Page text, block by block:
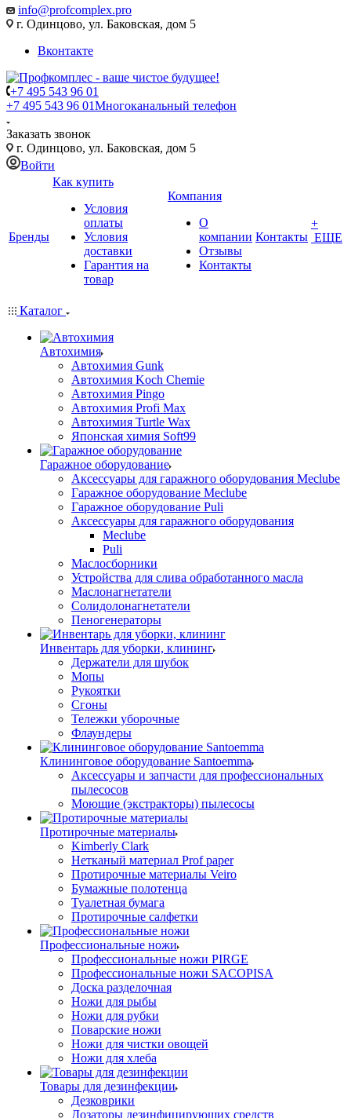
info@profcomplex.pro
г. Одинцово, ул. Баковская, дом 5
Вконтакте
+7 495 543 96 01
+7 495 543 96 01Многоканальный телефон
Заказать звонок
г. Одинцово, ул. Баковская, дом 5
Войти
Бренды
Как купить
Условия
оплаты
Условия
доставки
Гарантия на
товар
Компания
О
компании
Отзывы
Контакты
Контакты
+
ЕЩЕ
Каталог
Автохимия
Автохимия Gunk
Автохимия Koch Chemie
Автохимия Pingo
Автохимия Profi Max
Автохимия Turtle Wax
Японская химия Soft99
Гаражное оборудование
Аксессуары для гаражного оборудования Meclube
Гаражное оборудование Meclube
Гаражное оборудование Puli
Аксессуары для гаражного оборудования
Meclube
Puli
Маслосборники
Устройства для слива обработанного масла
Маслонагнетатели
Солидолонагнетатели
Пеногенераторы
Инвентарь для уборки, клининг
Держатели для шубок
Мопы
Рукоятки
Сгоны
Тележки уборочные
Флаундеры
Клининговое оборудование Santoemma
Аксессуары и запчасти для профессиональных
пылесосов
Моющие (экстракторы) пылесосы
Протирочные материалы
Kimberly Clark
Нетканый материал Prof paper
Протирочные материалы Veiro
Бумажные полотенца
Туалетная бумага
Протирочные салфетки
Профессиональные ножи
Профессиональные ножи PIRGE
Профессиональные ножи SACOPISA
Доска разделочная
Ножи для рыбы
Ножи для рубки
Поварские ножи
Ножи для чистки овощей
Ножи для хлеба
Товары для дезинфекции
Дезковрики
Дозаторы дезинфицирующих средств